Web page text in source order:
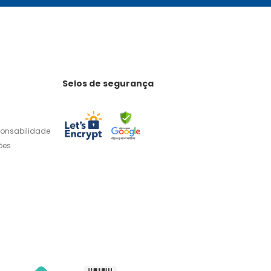
Selos de segurança